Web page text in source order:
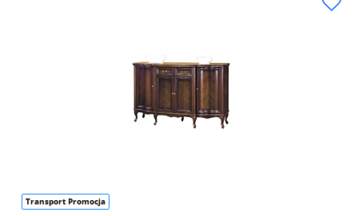
Transport Promocja